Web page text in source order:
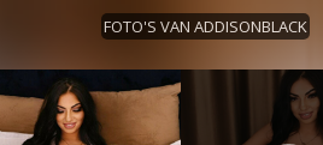
FOTO'S VAN ADDISONBLACK